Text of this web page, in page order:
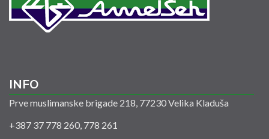
INFO
Prve muslimanske brigade 218, 77230 Velika Kladuša
+387 37 778 260, 778 261